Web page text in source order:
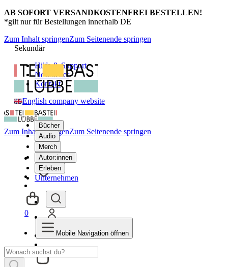
AB SOFORT VERSANDKOSTENFREI BESTELLEN!
*gilt nur für Bestellungen innerhalb DE
Zum Inhalt springenZum Seitenende springen
Sekundär
Hilfe & Support
Newsletter
Kontakt
English company website
Bücher
Audio
Merch
Autor:innen
Erleben
Unternehmen
Zum Inhalt springenZum Seitenende springen
0
Mobile Navigation öffnen